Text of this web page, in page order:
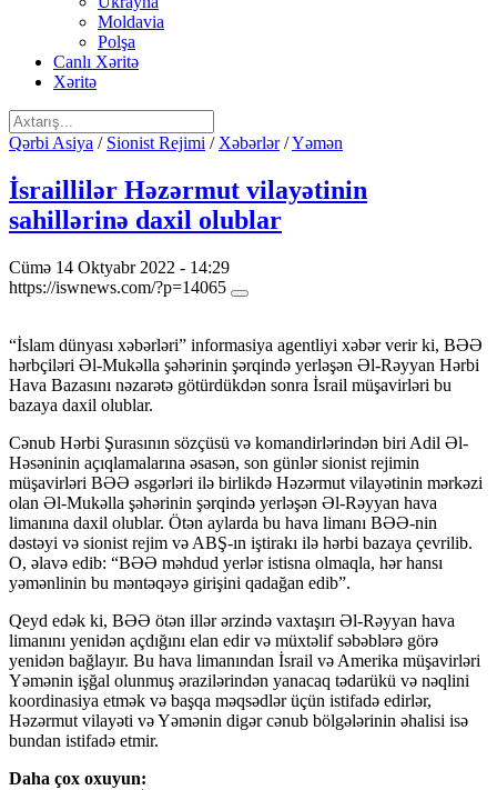
Moldavia
Polşa
Canlı Xəritə
Xəritə
Qərbi Asiya / Sionist Rejimi / Xəbərlər/Yəmən
İsraillilər Həzərmut vilayətinin
sahillərinə daxil olublar
Cümə 14 Oktyabr 2022 - 14:29
https://iswnews.com/?p=14065
“İslam dünyası xəbərləri” informasiya agentliyi xəbər verir ki, BƏƏ
hərbçiləri Əl-Mukəlla şəhərinin şərqində yerləşən Əl-Rəyyan Hərbi
Hava Bazasını nəzarətə götürdükdən sonra İsrail müşavirləri bu
bazaya daxil olublar.
Cənub Hərbi Şurasının sözçüsü və komandirlərindən biri Adil Əl-
Həsəninin açıqlamalarına əsasən, son günlər sionist rejimin
müşavirləri BƏƏ əsgərləri ilə birlikdə Həzərmut vilayətinin mərkəzi
olan Əl-Mukəlla şəhərinin şərqində yerləşən Əl-Rəyyan hava
limanına daxil olublar. Ötən aylarda bu hava limanı BƏƏ-nin
dəstəyi və sionist rejim və ABŞ-ın iştirakı ilə hərbi bazaya çevrilib.
O, əlavə edib: “BƏƏ məhdud yerlər istisna olmaqla, hər hansı
yəmənlinin bu məntəqəyə girişini qadağan edib”.
Qeyd edək ki, BƏƏ ötən illər ərzində vaxtaşırı Əl-Rəyyan hava
limanını yenidən açdığını elan edir və müxtəlif səbəblərə görə
yenidən bağlayır. Bu hava limanından İsrail və Amerika müşavirləri
Yəmənin işğal olunmuş ərazilərindən yanacaq tədarükü və nəqlini
koordinasiya etmək və başqa məqsədlər üçün istifadə edirlər,
Həzərmut vilayəti və Yəmənin digər cənub bölgələrinin əhalisi isə
bundan istifadə etmir.
Daha çox oxuyun: